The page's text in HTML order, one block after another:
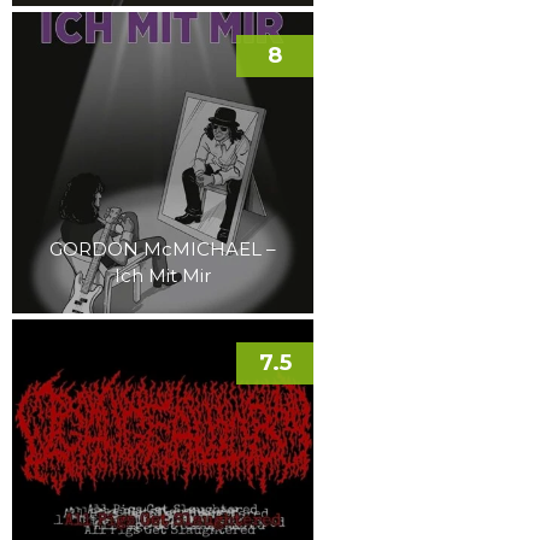
GORDON McMICHAEL –
Ich Mit Mir
8
7.5